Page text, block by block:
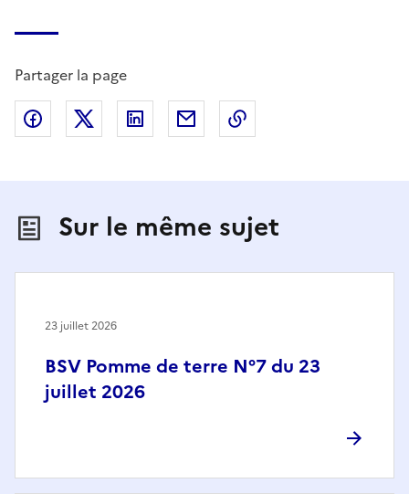
Partager la page
Partager sur Facebook
Partager sur X (anciennement Twitter)
Partager sur LinkedIn
Partager par email
Sur le même sujet
BSV Pomme de terre N°7 du 23
juillet 2026
23 juillet 2026